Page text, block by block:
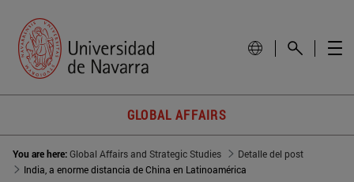
GLOBAL AFFAIRS
You are here:Global Affairs and Strategic Studies
Detalle del post
India, a enorme distancia de China en Latinoamérica